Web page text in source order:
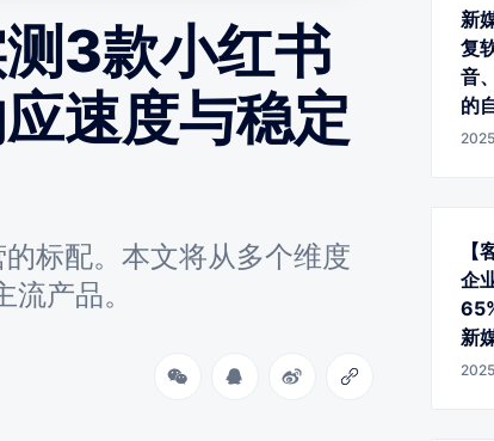
3款小红书
速度与稳定
标配。本文将从多个维度
产品。
新
复
音
的
企
新